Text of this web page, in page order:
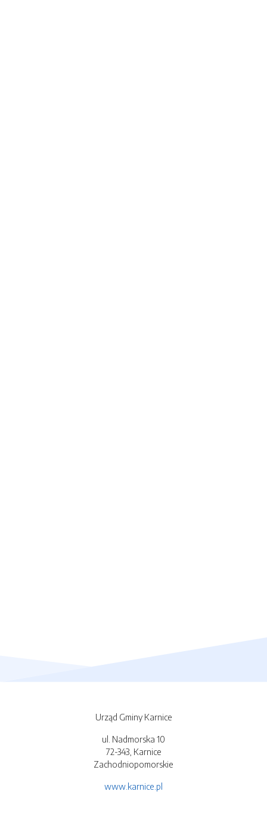
Urząd Gminy Karnice
ul. Nadmorska 10
72-343, Karnice
Zachodniopomorskie
www.karnice.pl